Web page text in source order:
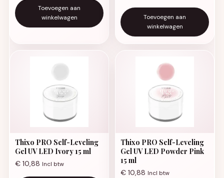
Toevoegen aan
winkelwagen
Toevoegen aan
winkelwagen
Thixo PRO Self-Leveling
Gel UV LED Ivory 15 ml
€ 10,88 Incl btw
Thixo PRO Self-Leveling
Gel UV LED Powder Pink
15 ml
€ 10,88 Incl btw